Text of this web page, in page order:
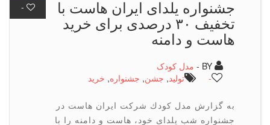
جشنواره یلدای ایران هاست با
تخفیف ۳۰ درصدی برای خرید
هاست و دامنه
مدل کودک
تولید
,جشن,جشنواره ,خرید
به گزارش مدل كودك شركت ایران هاست در
جشنواره شب یلدای خود، هاست و دامنه را با